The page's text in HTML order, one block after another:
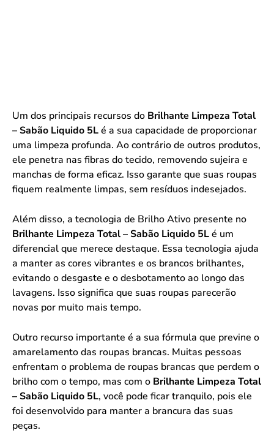
Um dos principais recursos do Brilhante Limpeza Total
– Sabão Liquido 5Lé a sua capacidade de proporcionar
uma limpeza profunda. Ao contrário de outros produtos,
ele penetra nas fibras do tecido, removendo sujeira e
manchas de forma eficaz. Isso garante que suas roupas
fiquem realmente limpas, sem resíduos indesejados.
Além disso, a tecnologia de Brilho Ativo presente no
Brilhante Limpeza Total – Sabão Liquido 5Lé um
diferencial que merece destaque. Essa tecnologia ajuda
a manter as cores vibrantes e os brancos brilhantes,
evitando o desgaste e o desbotamento ao longo das
lavagens. Isso significa que suas roupas parecerão
novas por muito mais tempo.
Outro recurso importante é a sua fórmula que previne o
amarelamento das roupas brancas. Muitas pessoas
enfrentam o problema de roupas brancas que perdem o
brilho com o tempo, mas com o Brilhante Limpeza Total
– Sabão Liquido 5L, você pode ficar tranquilo, pois ele
foi desenvolvido para manter a brancura das suas
peças.